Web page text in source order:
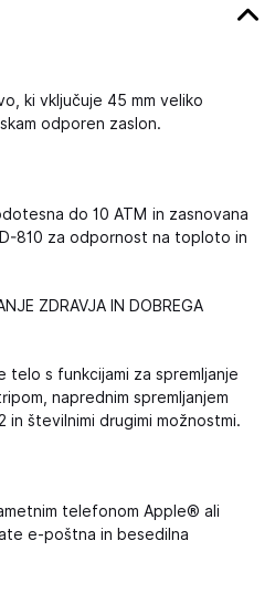
ki vključuje 45 mm veliko
odporen zaslon.
do 10 ATM in zasnovana
810 za odpornost na toploto in
ZDRAVJA IN DOBREGA
s funkcijami za spremljanje
naprednim spremljanjem
in številnimi drugimi možnostmi.
telefonom Apple® ali
e-poštna in besedilna